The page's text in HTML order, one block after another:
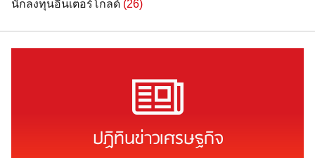
นักลงทุนอินเตอร์โกลด์ (26)
ปฏิทินข่าวเศรษฐกิจ